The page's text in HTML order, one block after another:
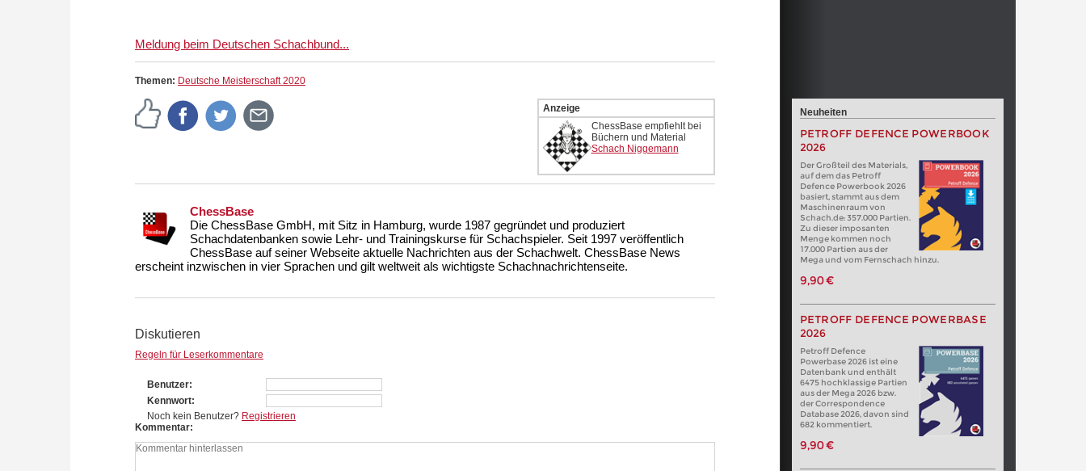
Meldung beim Deutschen Schachbund...
Themen: Deutsche Meisterschaft 2020
Anzeige
ChessBase empfiehlt bei
Büchern und Material
Schach Niggemann
ChessBase
Die ChessBase GmbH, mit Sitz in Hamburg, wurde 1987 gegründet und produziert
Schachdatenbanken sowie Lehr- und Trainingskurse für Schachspieler. Seit 1997 veröffentlich
ChessBase auf seiner Webseite aktuelle Nachrichten aus der Schachwelt. ChessBase News
erscheint inzwischen in vier Sprachen und gilt weltweit als wichtigste Schachnachrichtenseite.
Diskutieren
Regeln für Leserkommentare
Benutzer
Kennwort
Noch kein Benutzer? Registrieren
Kommentar
Neuheiten
PETROFF DEFENCE POWERBOOK
2026
Der Großteil des Materials,
auf dem das Petroff
Defence Powerbook 2026
basiert, stammt aus dem
Maschinenraum von
Schach.de: 357.000 Partien.
Zu dieser imposanten
Menge kommen noch
17.000 Partien aus der
Mega und vom Fernschach hinzu.
9,90 €
PETROFF DEFENCE POWERBASE
2026
Petroff Defence
Powerbase 2026 ist eine
Datenbank und enthält
6475 hochklassige Partien
aus der Mega 2026 bzw.
der Correspondence
Database 2026, davon sind
682 kommentiert.
9,90 €